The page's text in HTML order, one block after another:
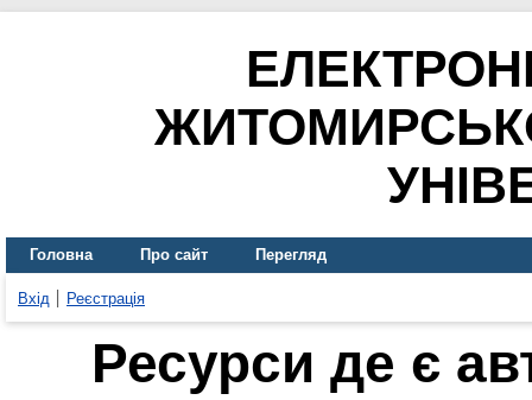
Головна Про сайт Перегляд
Вхід Реєстрація
Ресурси де є